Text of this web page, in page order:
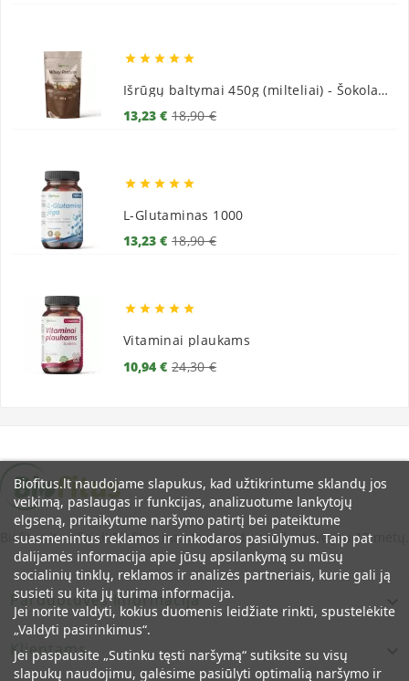
    
Išrūgų baltymai 450g (milteliai) - Šokoladiniai
13,23 € 18,90 €
    
L-Glutaminas 1000
13,23 € 18,90 €
    
Vitaminai plaukams
10,94 € 24,30 €
Biofitus.lt - oficiali Biofitus maisto papildų parduotuvė jau 12 metų.
Parduotuvės Informacija 
Klientams
Biofitus.lt naudojame slapukus, kad užtikrintume sklandų jos
veikimą, paslaugas ir funkcijas, analizuotume lankytojų
elgseną, pritaikytume naršymo patirtį bei pateiktume
suasmenintus reklamos ir rinkodaros pasiūlymus. Taip pat
dalijamės informacija apie jūsų apsilankymą su mūsų
socialinių tinklų, reklamos ir analizės partneriais, kurie gali ją
susieti su kita jų turima informacija.
Jei norite valdyti, kokius duomenis leidžiate rinkti, spustelėkite
„Valdyti pasirinkimus“.
Jei paspausite „Sutinku tęsti naršymą“ sutiksite su visų
slapukų naudojimu, galėsime pasiūlyti optimalią naršymo ir